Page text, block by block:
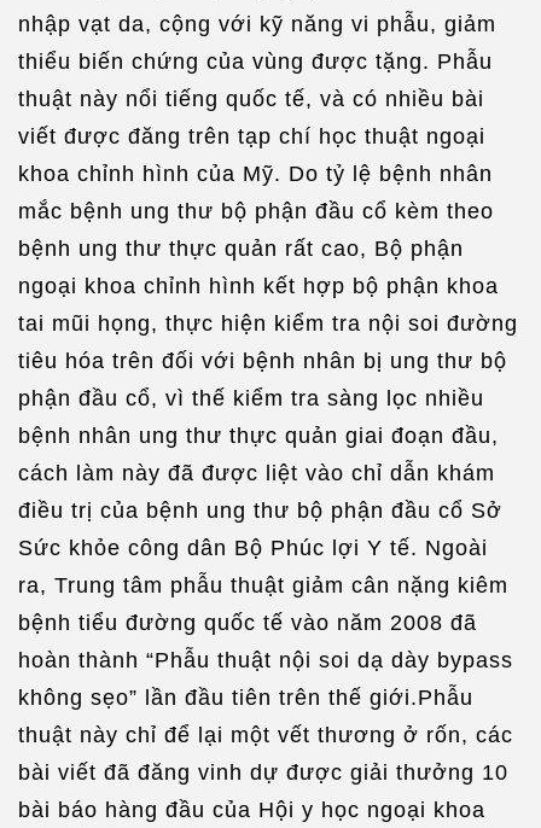
nhập vạt da, cộng với kỹ năng vi phẫu, giảm
thiểu biến chứng của vùng được tặng. Phẫu
thuật này nổi tiếng quốc tế, và có nhiều bài
viết được đăng trên tạp chí học thuật ngoại
khoa chỉnh hình của Mỹ. Do tỷ lệ bệnh nhân
mắc bệnh ung thư bộ phận đầu cổ kèm theo
bệnh ung thư thực quản rất cao, Bộ phận
ngoại khoa chỉnh hình kết hợp bộ phận khoa
tai mũi họng, thực hiện kiểm tra nội soi đường
tiêu hóa trên đối với bệnh nhân bị ung thư bộ
phận đầu cổ, vì thế kiểm tra sàng lọc nhiều
bệnh nhân ung thư thực quản giai đoạn đầu,
cách làm này đã được liệt vào chỉ dẫn khám
điều trị của bệnh ung thư bộ phận đầu cổ Sở
Sức khỏe công dân Bộ Phúc lợi Y tế. Ngoài
ra, Trung tâm phẫu thuật giảm cân nặng kiêm
bệnh tiểu đường quốc tế vào năm 2008 đã
hoàn thành “Phẫu thuật nội soi dạ dày bypass
không sẹo” lần đầu tiên trên thế giới.Phẫu
thuật này chỉ để lại một vết thương ở rốn, các
bài viết đã đăng vinh dự được giải thưởng 10
bài báo hàng đầu của Hội y học ngoại khoa